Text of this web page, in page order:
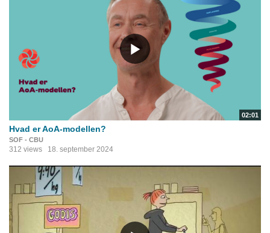
02:01
Hvad er AoA-modellen?
SOF - CBU
312 views 18. september 2024